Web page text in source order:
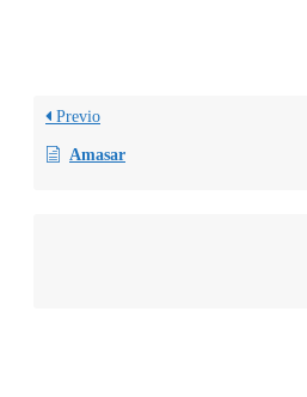
Previo
Amasar